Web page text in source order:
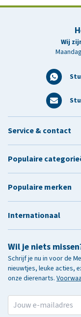
Wij
Wil je niets
Schrijf je nu in voor de
nieuwtjes, leuke acties,
onze dierenarts.
Service & contact
Populaire
Populaire merken
Internationaal